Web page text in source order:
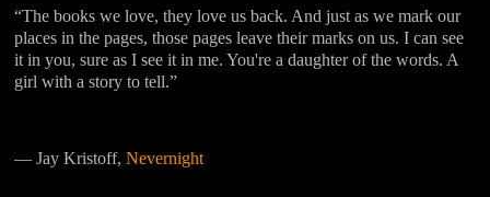
“The books we love, they love us back. And just as we mark our
places in the pages, those pages leave their marks on us. I can see
it in you, sure as I see it in me. You're a daughter of the words. A
girl with a story to tell.”
―Jay Kristoff,Nevernight